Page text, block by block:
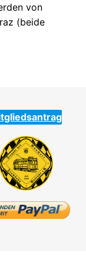
von
(beide